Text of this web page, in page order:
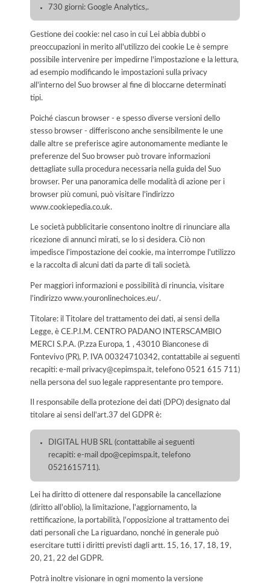
730 giorni: Google Analytics,.
Gestione dei cookie: nel caso in cui Lei abbia dubbi o
preoccupazioni in merito all'utilizzo dei cookie Le è sempre
possibile intervenire per impedirne l'impostazione e la lettura,
ad esempio modificando le impostazioni sulla privacy
all'interno del Suo browser al fine di bloccarne determinati
tipi.
Poiché ciascun browser - e spesso diverse versioni dello
stesso browser - differiscono anche sensibilmente le une
dalle altre se preferisce agire autonomamente mediante le
preferenze del Suo browser può trovare informazioni
dettagliate sulla procedura necessaria nella guida del Suo
browser. Per una panoramica delle modalità di azione per i
browser più comuni, può visitare l'indirizzo
www.cookiepedia.co.uk.
Le società pubblicitarie consentono inoltre di rinunciare alla
ricezione di annunci mirati, se lo si desidera. Ciò non
impedisce l'impostazione dei cookie, ma interrompe l'utilizzo
e la raccolta di alcuni dati da parte di tali società.
Per maggiori informazioni e possibilità di rinuncia, visitare
l'indirizzo www.youronlinechoices.eu/.
Titolare: il Titolare del trattamento dei dati, ai sensi della
Legge, è CE.P.I.M. CENTRO PADANO INTERSCAMBIO
MERCI S.P.A. (P.zza Europa, 1 , 43010 Bianconese di
Fontevivo (PR), P. IVA 00324710342, contattabile ai seguenti
recapiti: e-mail privacy@cepimspa.it, telefono 0521 615 711)
nella persona del suo legale rappresentante pro tempore.
Il responsabile della protezione dei dati (DPO) designato dal
titolare ai sensi dell'art.37 del GDPR è:
DIGITAL HUB SRL (contattabile ai seguenti
recapiti: e-mail dpo@cepimspa.it, telefono
0521615711).
Lei ha diritto di ottenere dal responsabile la cancellazione
(diritto all'oblio), la limitazione, l'aggiornamento, la
rettificazione, la portabilità, l'opposizione al trattamento dei
dati personali che La riguardano, nonché in generale può
esercitare tutti i diritti previsti dagli artt. 15, 16, 17, 18, 19,
20, 21, 22 del GDPR.
Potrà inoltre visionare in ogni momento la versione